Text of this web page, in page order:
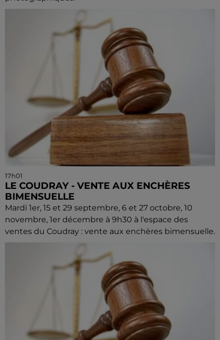
17h01
LE COUDRAY - VENTE AUX ENCHÈRES
BIMENSUELLE
Mardi 1er, 15 et 29 septembre, 6 et 27 octobre, 10
novembre, 1er décembre à 9h30 à l'espace des
ventes du Coudray : vente aux enchères bimensuelle.